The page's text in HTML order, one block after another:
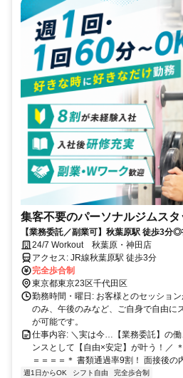
集客不要のパーソナルジムスタ
【業務委託／副業可】秋葉原駅 徒歩3分
ーによる『最大2ヶ月間の無料研修』でゼ
24/7 Workout 秋葉原・神田店
アクセス: JR線秋葉原駅 徒歩3分
完全歩合制
東京都東京23区千代田区
勤務時間・曜日: お客様とのセッショ
のみ、午後のみなど、ご自身で自由に
が可能です。
仕事内容: ＼実は今…【業務委託】の
ンスとして【自由×安定】が叶う！／
＝＝＝＝＊ 書類通過率9割！ 面接後の
週1日からOK シフト自由 完全歩合制